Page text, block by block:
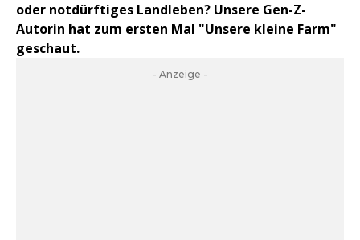
oder notdürftiges Landleben? Unsere Gen-Z-
Autorin hat zum ersten Mal "Unsere kleine Farm"
geschaut.
- Anzeige -